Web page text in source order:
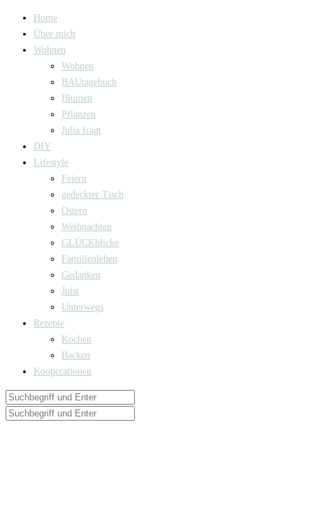
Home
Über mich
Wohnen
Wohnen
BAUtagebuch
Blumen
Pflanzen
Julia fragt
DIY
Lifestyle
Feiern
gedeckter Tisch
Ostern
Weihnachten
GLÜCKblicke
Familienleben
Gedanken
Juist
Unterwegs
Rezepte
Kochen
Backen
Kooperationen